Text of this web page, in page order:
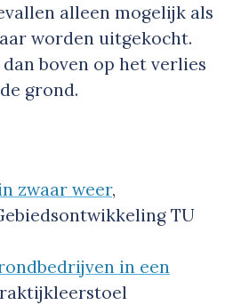
alleen mogelijk als
worden uitgekocht.
boven op het verlies
grond.
zwaar weer,
TU
in een